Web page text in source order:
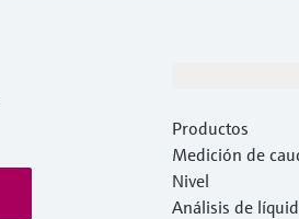
Productos
Medición de
Nivel
Análisis de